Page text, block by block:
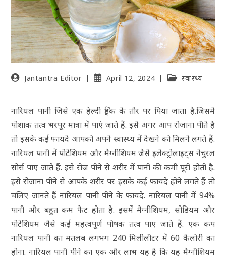
Jantantra Editor April 12, 2024 स्वास्थ्य
नारियल पानी जिसे एक हेल्दी ड्रिंक के तौर पर पिया जाता है.जिसमे
पोशाक तत्व भरपूर मात्रा में पाएं जाते हैं. इसे अगर आप रोजाना पीते है
तो इसके कई फायदे आपको अपने स्वास्थ्य में देखने को मिलने लगते हैं.
नारियल पानी में पोटेशियम और मैग्नीशियम जैसे इलेक्ट्रोलाइट्स नेचुरल
सोर्स पाए जाते हैं. इसे रोज पीने से शरीर में पानी की कमी पूरी होती है.
इसे रोजाना पीने से आपके शरीर पर इसके कई फायदे होने लगते हैं तो
चलिए जानते हैं नारियल पानी पीने के फायदे. नारियल पानी में 94%
पानी और बहुत कम फैट होता है. इसमें मैग्नीशियम, सोडियम और
पोटेशियम जैसे कई महत्वपूर्ण पोषक तत्व पाए जाते हैं. एक कप
नारियल पानी का मतलब लगभग 240 मिलीलीटर में 60 कैलोरी का
होना. नारियल पानी पीने का एक और लाभ यह है कि यह मैग्नीशियम